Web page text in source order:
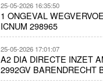
25-05-2026 16:35:50
1 ONGEVAL
ICNUM 298965
25-05-2026 17:01:07
A2 DIA DIRECTE INZET
2992GV BARENDRECHT